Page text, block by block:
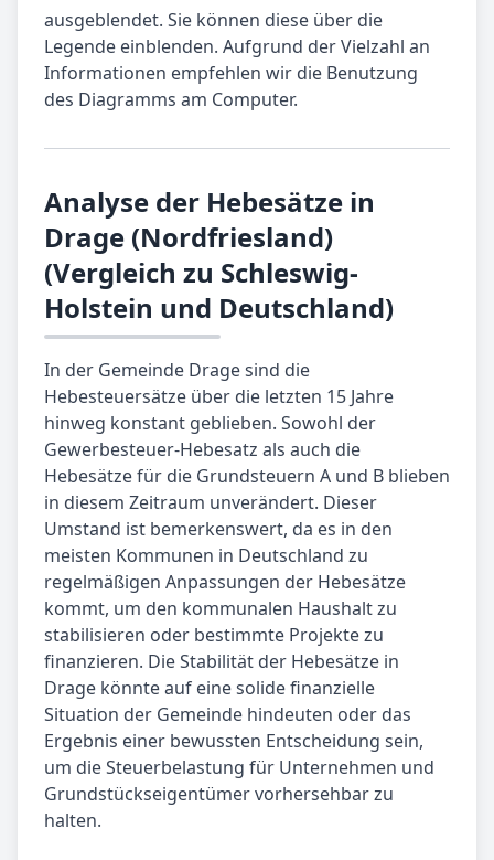
ausgeblendet. Sie können diese über die
Legende einblenden. Aufgrund der Vielzahl an
Informationen empfehlen wir die Benutzung
des Diagramms am Computer.
Analyse der Hebesätze in
Drage (Nordfriesland)
(Vergleich zu Schleswig-
Holstein und Deutschland)
In der Gemeinde Drage sind die
Hebesteuersätze über die letzten 15 Jahre
hinweg konstant geblieben. Sowohl der
Gewerbesteuer-Hebesatz als auch die
Hebesätze für die Grundsteuern A und B blieben
in diesem Zeitraum unverändert. Dieser
Umstand ist bemerkenswert, da es in den
meisten Kommunen in Deutschland zu
regelmäßigen Anpassungen der Hebesätze
kommt, um den kommunalen Haushalt zu
stabilisieren oder bestimmte Projekte zu
finanzieren. Die Stabilität der Hebesätze in
Drage könnte auf eine solide finanzielle
Situation der Gemeinde hindeuten oder das
Ergebnis einer bewussten Entscheidung sein,
um die Steuerbelastung für Unternehmen und
Grundstückseigentümer vorhersehbar zu
halten.